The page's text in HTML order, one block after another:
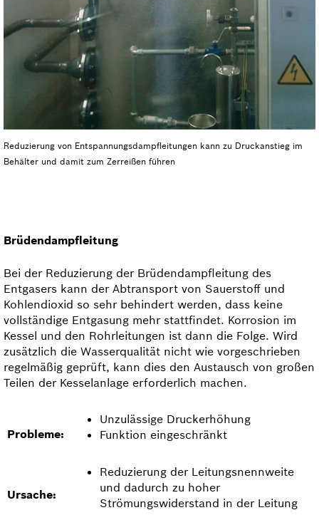
Reduzierung von Entspannungsdampf­leitungen kann zu Druckanstieg im
Behälter und damit zum Zerreißen führen
Brüdendampfleitung
Bei der Reduzierung der Brüdendampfleitung des
Entgasers kann der Abtransport von Sauerstoff und
Kohlendioxid so sehr behindert werden, dass keine
vollständige Entgasung mehr stattfindet. Kor­rosion im
Kessel und den Rohrleitungen ist dann die Folge. Wird
zusätzlich die Wasserqualität nicht wie vorgeschrieben
regelmäßig geprüft, kann dies den Austausch von großen
Teilen der Kesselanlage erforderlich machen.
Probleme:
Unzulässige Druckerhöhung
Funktion eingeschränkt
Ursache:
Reduzierung der Leitungsnennweite
und dadurch zu hoher
Strömungswiderstand in der Leitung